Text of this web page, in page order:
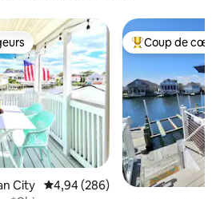
City Évaluation moyenne sur la
4,94 (286)
Coups de cœur
Coup de cœur